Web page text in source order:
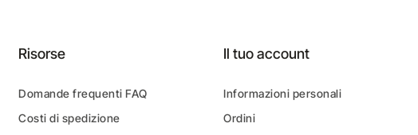
Risorse
Domande frequenti FAQ
Costi di spedizione
Il tuo account
Informazioni personali
Ordini